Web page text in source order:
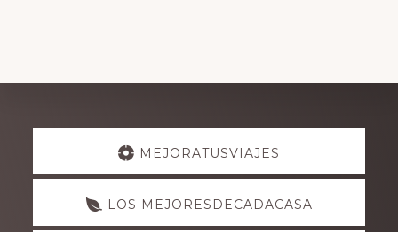
Explore
MEJORATUSVIAJES
LOS MEJORESDECADACASA